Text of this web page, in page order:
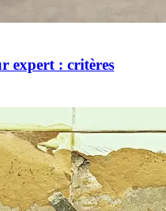
expert : critères